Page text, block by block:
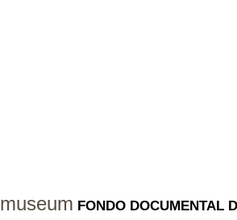
museum FONDO DOCUMENTAL